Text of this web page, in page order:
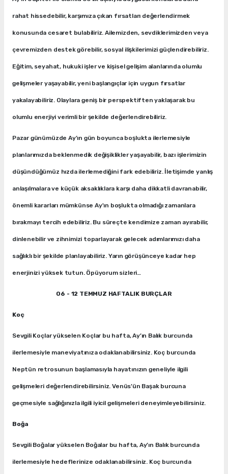
rahat hissedebilir, karşımıza çıkan fırsatları değerlendirmek
konusunda cesaret bulabiliriz. Ailemizden, sevdiklerimizden veya
çevremizden destek görebilir, sosyal ilişkilerimizi güçlendirebiliriz.
Eğitim, seyahat, hukuki işler ve kişisel gelişim alanlarında olumlu
gelişmeler yaşayabilir, yeni başlangıçlar için uygun fırsatlar
yakalayabiliriz. Olaylara geniş bir perspektiften yaklaşarak bu
olumlu enerjiyi verimli bir şekilde değerlendirebiliriz.
Pazar günümüzde Ay’ın gün boyunca boşlukta ilerlemesiyle
planlarımızda beklenmedik değişiklikler yaşayabilir, bazı işlerimizin
düşündüğümüz hızda ilerlemediğini fark edebiliriz. İletişimde yanlış
anlaşılmalara ve küçük aksaklıklara karşı daha dikkatli davranabilir,
önemli kararları mümkünse Ay'ın boşlukta olmadığı zamanlara
bırakmayı tercih edebiliriz. Bu süreçte kendimize zaman ayırabilir,
dinlenebilir ve zihnimizi toparlayarak gelecek adımlarımızı daha
sağlıklı bir şekilde planlayabiliriz. Yarın görüşünceye kadar hep
enerjinizi yüksek tutun. Öpüyorum sizleri…
06 - 12 TEMMUZ HAFTALIK BURÇLAR
Koç
Sevgili Koçlar yükselen Koçlar bu hafta, Ay’ın Balık burcunda
ilerlemesiyle maneviyatınıza odaklanabilirsiniz. Koç burcunda
Neptün retrosunun başlamasıyla hayatınızın geneliyle ilgili
gelişmeleri değerlendirebilirsiniz. Venüs’ün Başak burcuna
geçmesiyle sağlığınızla ilgili iyicil gelişmeleri deneyimleyebilirsiniz.
Boğa
Sevgili Boğalar yükselen Boğalar bu hafta, Ay’ın Balık burcunda
ilerlemesiyle hedeflerinize odaklanabilirsiniz. Koç burcunda